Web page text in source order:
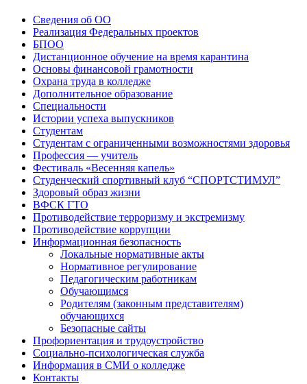
Сведения об ОО
Реализация Федеральных проектов
БПОО
Дистанционное обучение на время карантина
Основы финансовой грамотности
Охрана труда в колледже
Дополнительное образование
Специальности
Истории успеха выпускников
Студентам
Студентам с ограниченными возможностями здоровья
Профессия — учитель
Фестиваль «Весенняя капель»
Студенческий спортивный клуб “СПОРТСТИМУЛ”
Здоровый образ жизни
ВФСК ГТО
Противодействие терроризму и экстремизму
Противодействие коррупции
Информационная безопасность
Локальные нормативные акты
Нормативное регулирование
Педагогическим работникам
Обучающимся
Родителям (законным представителям)
обучающихся
Безопасные сайты
Профориентация и трудоустройство
Социально-психологическая служба
Информация в СМИ о колледже
Контакты